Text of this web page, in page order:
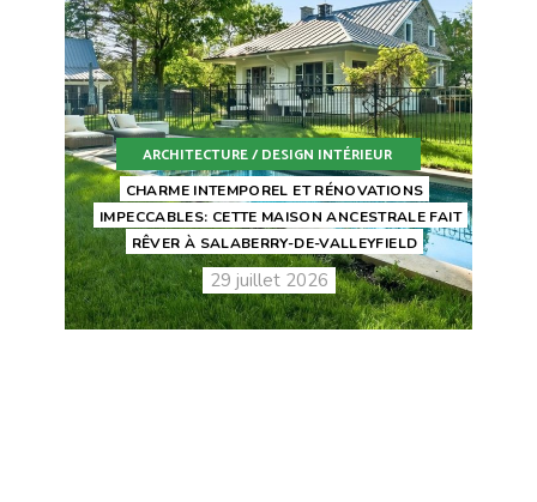
ARCHITECTURE / DESIGN INTÉRIEUR
CHARME INTEMPOREL ET RÉNOVATIONS
IMPECCABLES: CETTE MAISON ANCESTRALE FAIT
RÊVER À SALABERRY-DE-VALLEYFIELD
29 juillet 2026